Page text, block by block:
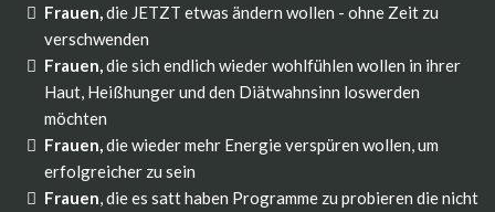
​Frauen,die JETZT etwas ändern wollen - ohne Zeit zu
verschwenden
Frauen,die sich endlich wieder wohlfühlen wollen in ihrer
Haut, Heißhunger und den Diätwahnsinn loswerden
möchten
Frauen,die wieder mehr Energie verspüren wollen, um
erfolgreicher zu sein
Frauen, die es satt haben Programme zu probieren die nicht